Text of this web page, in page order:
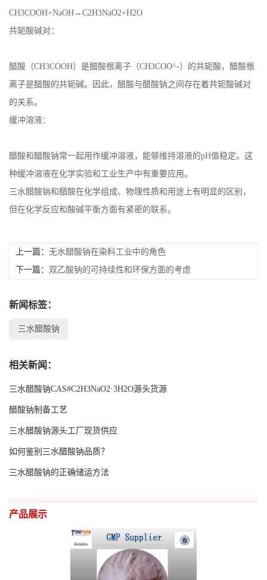
CH3COOH+NaOH→C2H3NaO2+H2O
共轭酸碱对：
醋酸（CH3COOH）是醋酸根离子（CH3COO^-）的共轭酸，醋酸根
离子是醋酸的共轭碱。因此，醋酸与醋酸钠之间存在着共轭酸碱对
的关系。
缓冲溶液：
醋酸和醋酸钠常一起用作缓冲溶液，能够维持溶液的pH值稳定。这
种缓冲溶液在化学实验和工业生产中有重要应用。
三水醋酸钠和醋酸在化学组成、物理性质和用途上有明显的区别，
但在化学反应和酸碱平衡方面有紧密的联系。
上一篇： 无水醋酸钠在染料工业中的角色
下一篇： 双乙酸钠的可持续性和环保方面的考虑
新闻标签：
三水醋酸钠
相关新闻：
三水醋酸钠CAS#C2H3NaO2·3H2O源头货源
醋酸钠制备工艺
三水醋酸钠源头工厂现货供应
如何鉴别三水醋酸钠品质？
三水醋酸钠的正确储运方法
产品展示